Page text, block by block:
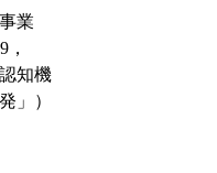
業
知機
」）